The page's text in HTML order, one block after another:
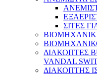
ΣΙΤΕΣ
ΔΙΑΚΟΠΤΕΣ
VANDAL
ΔΙΑΚΟΠΤΗΣ